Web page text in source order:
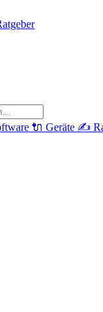
🔌 Geräte ✍️